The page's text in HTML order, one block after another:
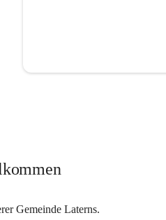
Gemeinde Laterns.